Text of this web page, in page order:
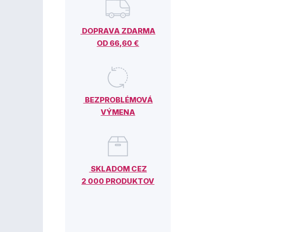
DOPRAVA ZDARMA
OD 66,60 €
BEZPROBLÉMOVÁ
VÝMENA
SKLADOM CEZ
2 000 PRODUKTOV